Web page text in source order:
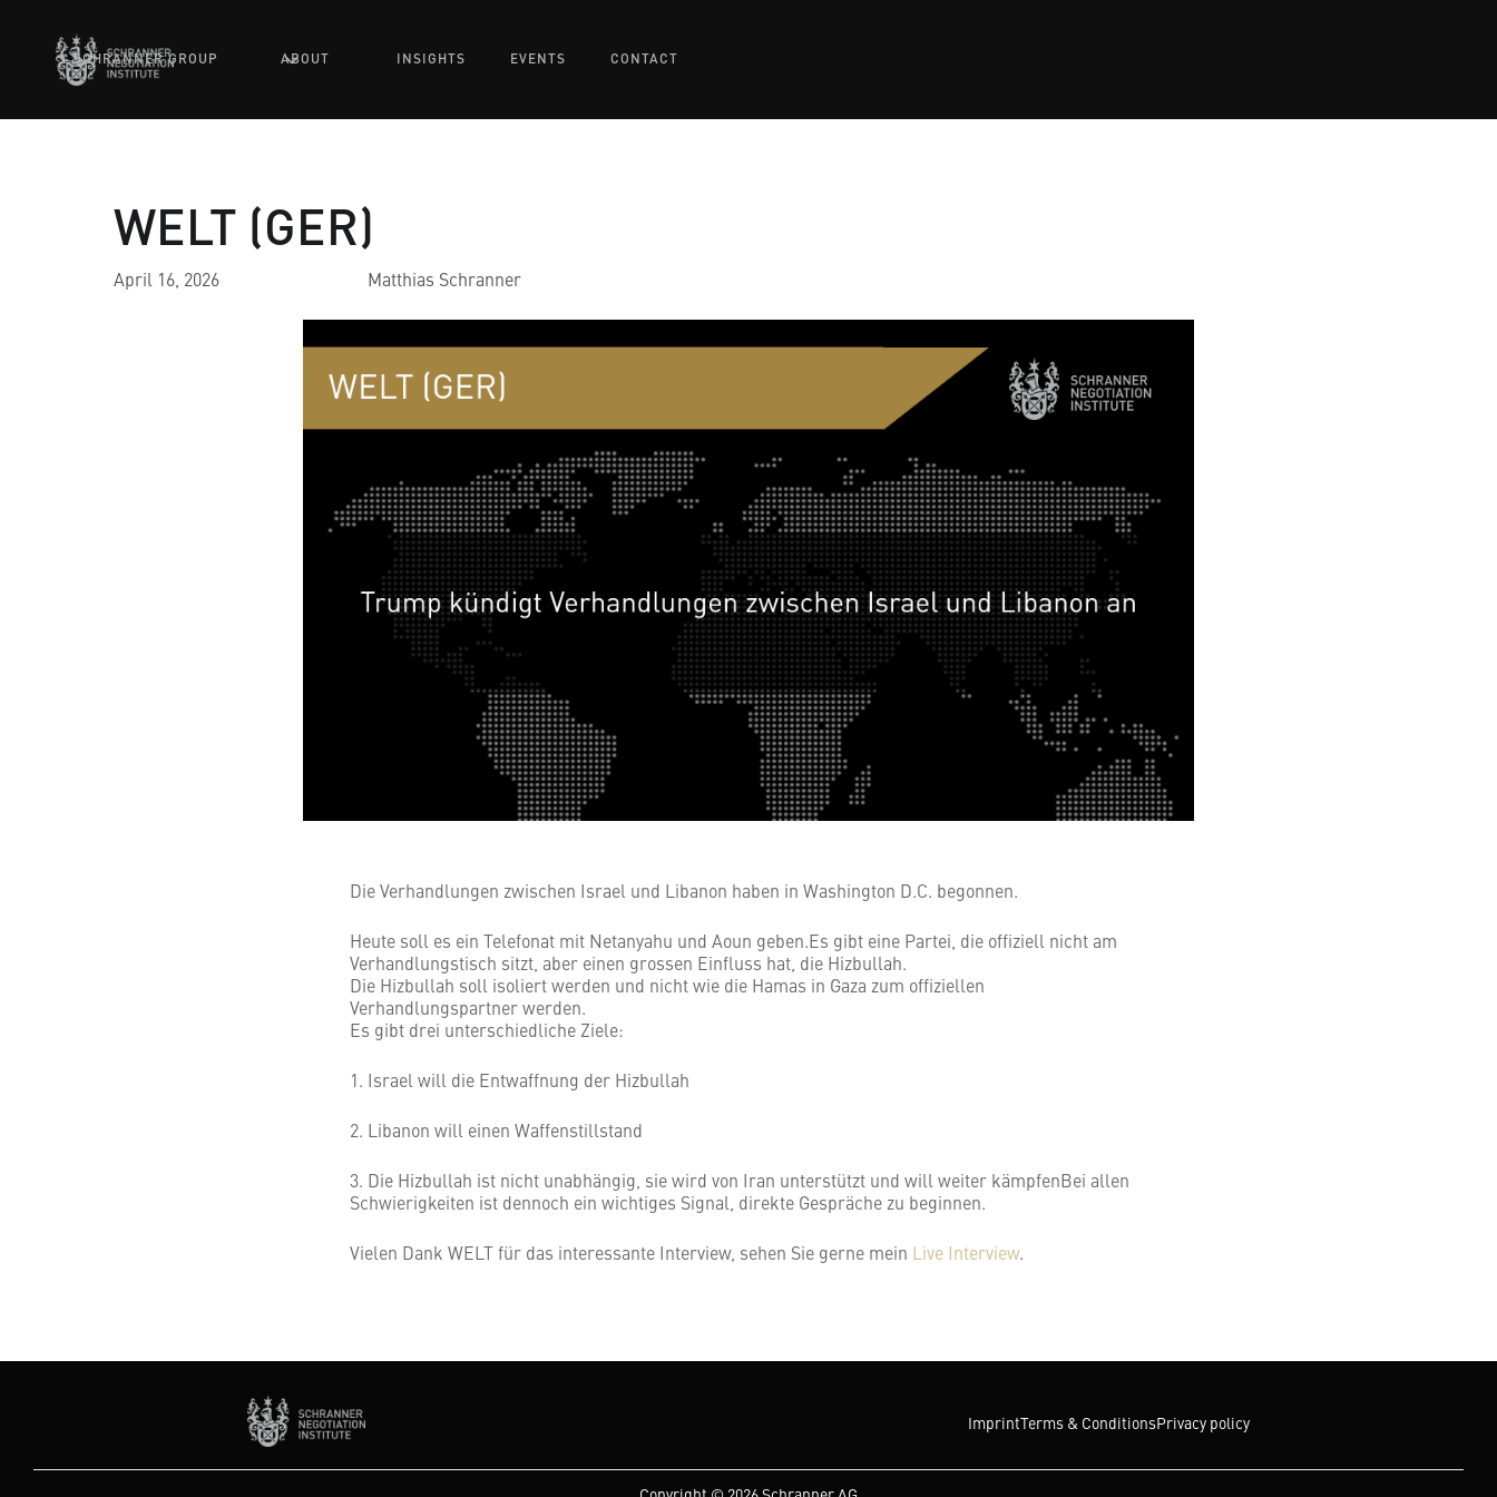
SCHRANNER GROUP ABOUT INSIGHTS EVENTS CONTACT
WELT (GER)
April 16, 2026 Matthias Schranner
Die Verhandlungen zwischen Israel und Libanon haben in Washington D.C. begonnen.
Heute soll es ein Telefonat mit Netanyahu und Aoun geben.Es gibt eine Partei, die offiziell nicht am
Verhandlungstisch sitzt, aber einen grossen Einfluss hat, die Hizbullah.
Die Hizbullah soll isoliert werden und nicht wie die Hamas in Gaza zum offiziellen
Verhandlungspartner werden.
Es gibt drei unterschiedliche Ziele:
1. Israel will die Entwaffnung der Hizbullah
2. Libanon will einen Waffenstillstand
3. Die Hizbullah ist nicht unabhängig, sie wird von Iran unterstützt und will weiter kämpfenBei allen
Schwierigkeiten ist dennoch ein wichtiges Signal, direkte Gespräche zu beginnen.
Vielen Dank WELT für das interessante Interview, sehen Sie gerne mein Live Interview.
ImprintTerms & ConditionsPrivacy policy